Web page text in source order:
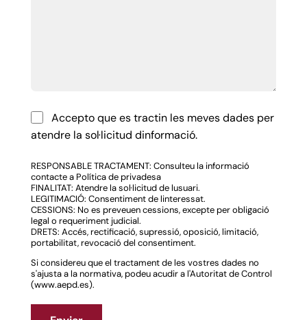
Accepto que es tractin les meves dades per
atendre la sol·licitud dinformació.
RESPONSABLE TRACTAMENT: Consulteu la informació
contacte a Política de privadesa
FINALITAT: Atendre la sol·licitud de lusuari.
LEGITIMACIÓ: Consentiment de linteressat.
CESSIONS: No es preveuen cessions, excepte per obligació
legal o requeriment judicial.
DRETS: Accés, rectificació, supressió, oposició, limitació,
portabilitat, revocació del consentiment.
Si considereu que el tractament de les vostres dades no
s'ajusta a la normativa, podeu acudir a l'Autoritat de Control
(www.aepd.es).